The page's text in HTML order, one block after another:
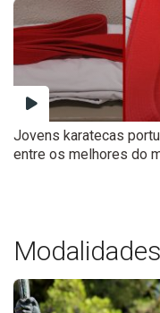
Jovens karatecas
entre os melhores do